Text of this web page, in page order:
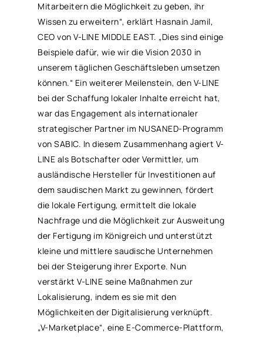
Mitarbeitern die Möglichkeit zu geben, ihr
Wissen zu erweitern“, erklärt Hasnain Jamil,
CEO von V-LINE MIDDLE EAST. „Dies sind einige
Beispiele dafür, wie wir die Vision 2030 in
unserem täglichen Geschäftsleben umsetzen
können.“ Ein weiterer Meilenstein, den V-LINE
bei der Schaffung lokaler Inhalte erreicht hat,
war das Engagement als internationaler
strategischer Partner im NUSANED-Programm
von SABIC. In diesem Zusammenhang agiert V-
LINE als Botschafter oder Vermittler, um
ausländische Hersteller für Investitionen auf
dem saudischen Markt zu gewinnen, fördert
die lokale Fertigung, ermittelt die lokale
Nachfrage und die Möglichkeit zur Ausweitung
der Fertigung im Königreich und unterstützt
kleine und mittlere saudische Unternehmen
bei der Steigerung ihrer Exporte. Nun
verstärkt V-LINE seine Maßnahmen zur
Lokalisierung, indem es sie mit den
Möglichkeiten der Digitalisierung verknüpft.
„V-Marketplace“, eine E-Commerce-Plattform,